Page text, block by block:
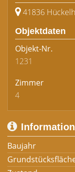
41836
Objektdaten
Objekt-Nr.
1231
Zimmer
4
Baujahr